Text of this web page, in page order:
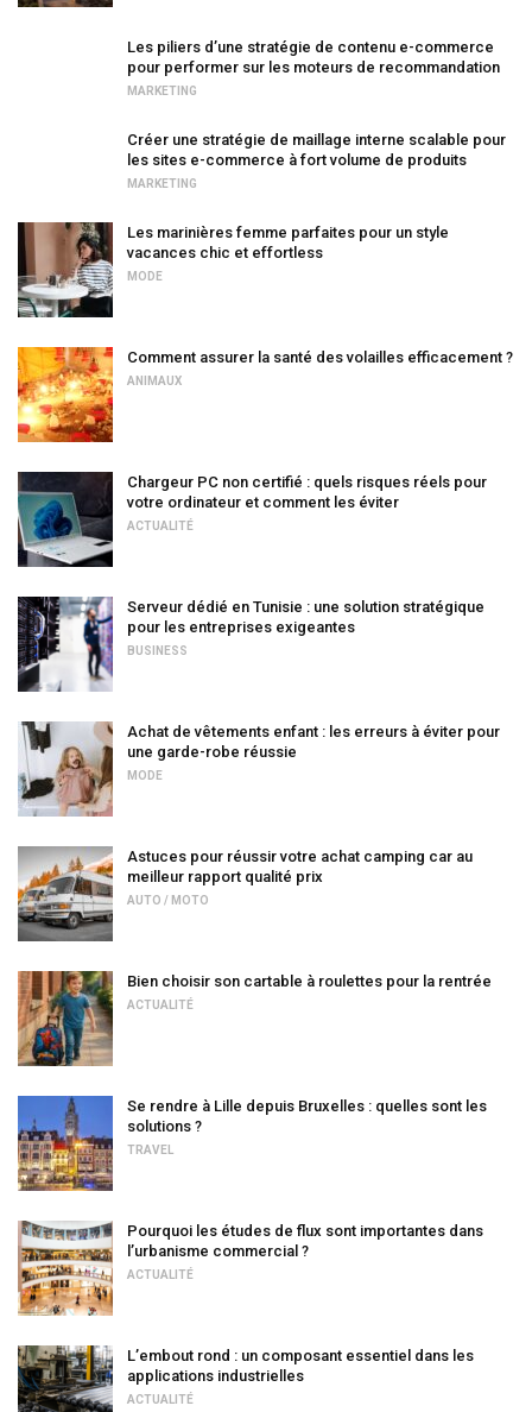
Les piliers d’une stratégie de contenu e-commerce
pour performer sur les moteurs de recommandation
MARKETING
Créer une stratégie de maillage interne scalable pour
les sites e-commerce à fort volume de produits
MARKETING
Les marinières femme parfaites pour un style
vacances chic et effortless
MODE
Comment assurer la santé des volailles efficacement ?
ANIMAUX
Chargeur PC non certifié : quels risques réels pour
votre ordinateur et comment les éviter
ACTUALITÉ
Serveur dédié en Tunisie : une solution stratégique
pour les entreprises exigeantes
BUSINESS
Achat de vêtements enfant : les erreurs à éviter pour
une garde-robe réussie
MODE
Astuces pour réussir votre achat camping car au
meilleur rapport qualité prix
AUTO / MOTO
Bien choisir son cartable à roulettes pour la rentrée
ACTUALITÉ
Se rendre à Lille depuis Bruxelles : quelles sont les
solutions ?
TRAVEL
Pourquoi les études de flux sont importantes dans
l’urbanisme commercial ?
ACTUALITÉ
L’embout rond : un composant essentiel dans les
applications industrielles
ACTUALITÉ